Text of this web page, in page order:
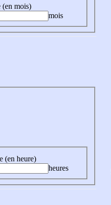
(en mois)
mois
(en heure)
heures